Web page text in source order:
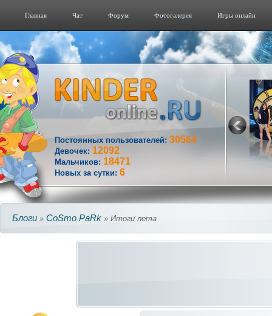
Главная Чат Форум Фотогалерeя Игры онлайн
Постоянных пользователей: 30564
Девочек: 12092
Мальчиков: 18471
Новых за сутки: 6
Блоги » CoSmo PaRk » Итоги лета